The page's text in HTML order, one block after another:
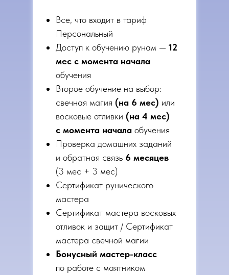
Все, что входит в тариф
Персональный
Доступ к обучению рунам — 12
мес с момента начала
обучения
Второе обучение на выбор:
свечная магия (на 6 мес) или
восковые отливки (на 4 мес)
с момента начала обучения
Проверка домашних заданий
и обратная связь 6 месяцев
(3 мес + 3 мес)
Сертификат рунического
мастера
Сертификат мастера восковых
отливок и защит / Сертификат
мастера свечной магии
Бонусный мастер-класс
по работе с маятником